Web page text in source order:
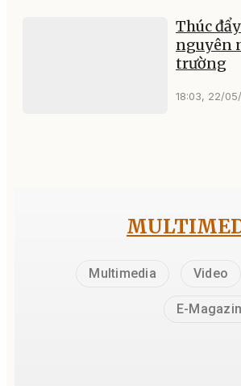
Thúc
nguyên
trường
18:03, 22/
Multimedia Video
E-